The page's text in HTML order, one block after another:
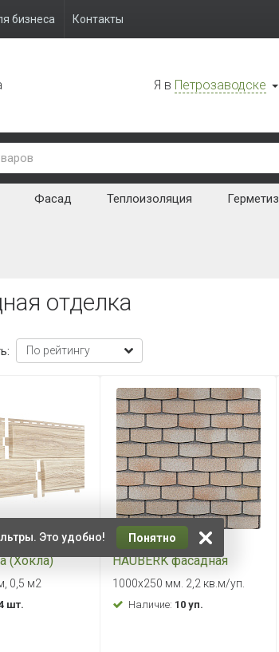
бизнеса Контакты
Я в Петрозаводске
Фасад Теплоизоляция
отделка
Ю-
(Хокла)
Светлая
0,5 м2
шт.
ТЕХНОНИКОЛЬ
HAUBERK фасадная
плитка Камень
Травертин
1000х250 мм. 2,2 кв.м/уп.
Наличие: 10 уп.
Это удобно! Понятно